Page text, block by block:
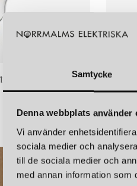
Samtycke
Denna webbplats använder
Vi använder
sociala medier och
till de sociala medier och
med annan information som
25W E27
40 kr